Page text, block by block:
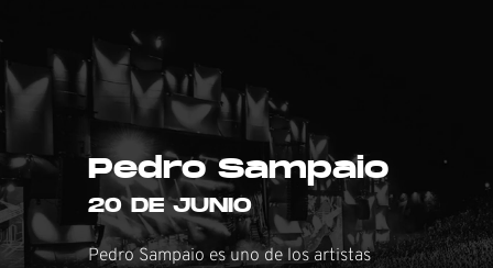
Pedro Sampaio
20 DE JUNIO
Pedro Sampaio es uno de los artistas